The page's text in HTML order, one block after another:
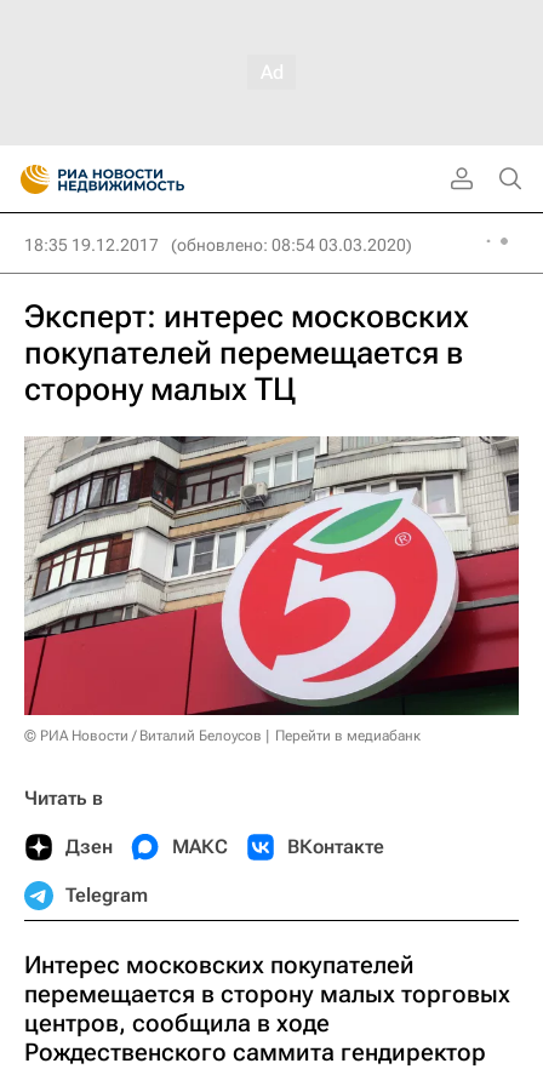
18:35 19.12.2017 (обновлено: 08:54 03.03.2020)
Эксперт: интерес московских
покупателей перемещается в
сторону малых ТЦ
© РИА Новости / Виталий Белоусов Перейти в медиабанк
Читать в
Дзен МАКС ВКонтакте
Telegram
Интерес московских покупателей
перемещается в сторону малых торговых
центров, сообщила в ходе
Рождественского саммита гендиректор